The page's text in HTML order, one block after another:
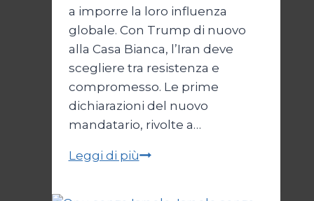
a imporre la loro influenza
globale. Con Trump di nuovo
alla Casa Bianca, l’Iran deve
scegliere tra resistenza e
compromesso. Le prime
dichiarazioni del nuovo
mandatario, rivolte a…
Leggi di piùTrump